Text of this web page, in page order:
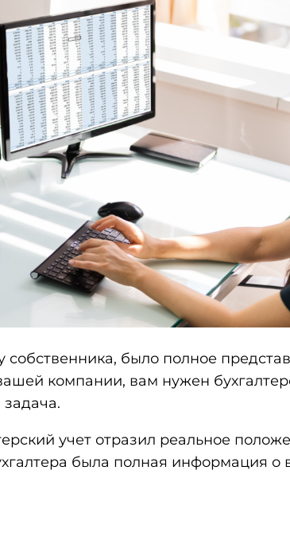
собственника, было полное
компании, вам нужен
задача.
учет отразил реальное
была полная информация о